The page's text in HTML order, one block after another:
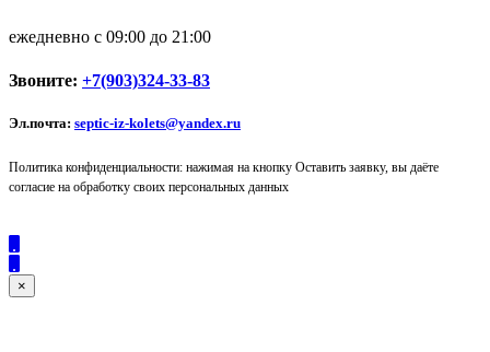
ежедневно с 09:00 до 21:00
Звоните: +7(903)324-33-83
Эл.почта: septic-iz-kolets@yandex.ru
Политика конфиденциальности: нажимая на кнопку Оставить заявку, вы даёте
согласие на обработку своих персональных данных
×